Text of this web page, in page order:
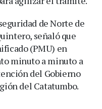
de Norte de
señaló que
(PMU) en
minuto a minuto a
del Gobierno
del Catatumbo.